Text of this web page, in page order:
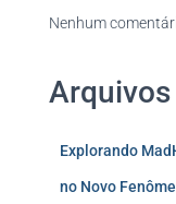
Nenhum
Arquivos
Explorando
no Novo